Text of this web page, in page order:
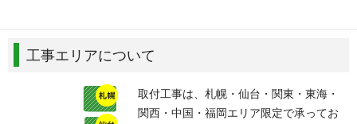
工事エリアについて
取付工事は、札幌・仙台・関東・東海・
関西・中国・福岡エリア限定で承ってお